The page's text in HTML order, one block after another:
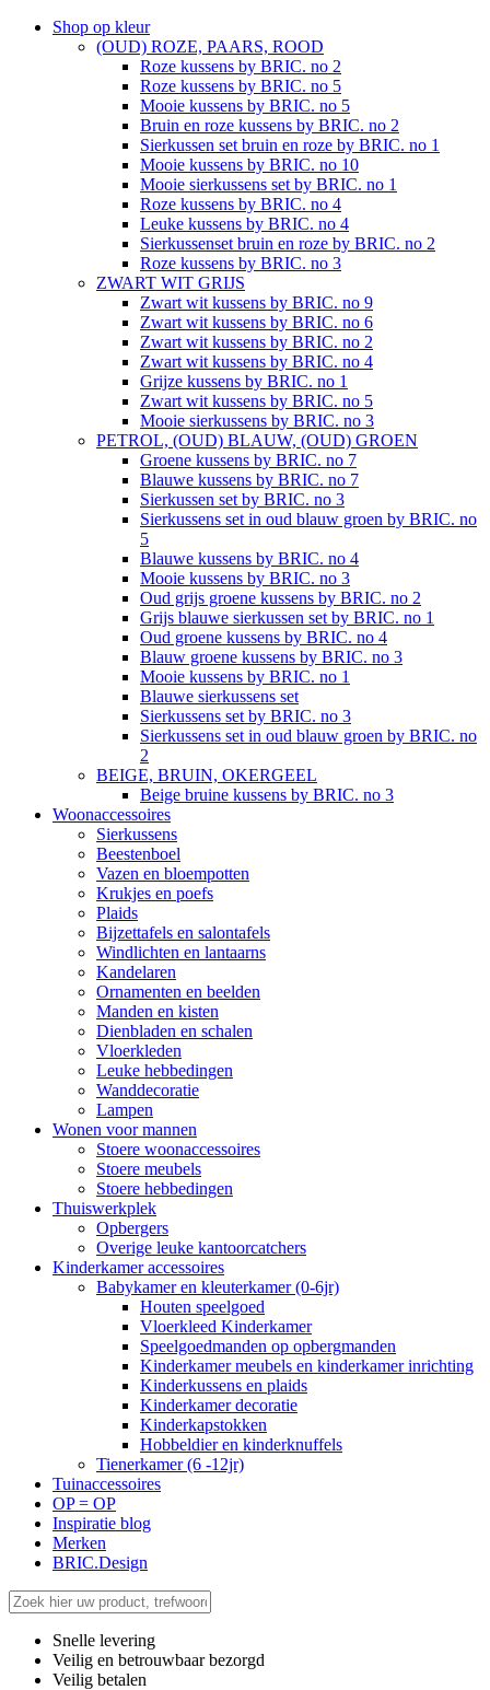
Shop op kleur
(OUD) ROZE, PAARS, ROOD
Roze kussens by BRIC. no 2
Roze kussens by BRIC. no 5
Mooie kussens by BRIC. no 5
Bruin en roze kussens by BRIC. no 2
Sierkussen set bruin en roze by BRIC. no 1
Mooie kussens by BRIC. no 10
Mooie sierkussens set by BRIC. no 1
Roze kussens by BRIC. no 4
Leuke kussens by BRIC. no 4
Sierkussenset bruin en roze by BRIC. no 2
Roze kussens by BRIC. no 3
ZWART WIT GRIJS
Zwart wit kussens by BRIC. no 9
Zwart wit kussens by BRIC. no 6
Zwart wit kussens by BRIC. no 2
Zwart wit kussens by BRIC. no 4
Grijze kussens by BRIC. no 1
Zwart wit kussens by BRIC. no 5
Mooie sierkussens by BRIC. no 3
PETROL, (OUD) BLAUW, (OUD) GROEN
Groene kussens by BRIC. no 7
Blauwe kussens by BRIC. no 7
Sierkussen set by BRIC. no 3
Sierkussens set in oud blauw groen by BRIC. no
5
Blauwe kussens by BRIC. no 4
Mooie kussens by BRIC. no 3
Oud grijs groene kussens by BRIC. no 2
Grijs blauwe sierkussen set by BRIC. no 1
Oud groene kussens by BRIC. no 4
Blauw groene kussens by BRIC. no 3
Mooie kussens by BRIC. no 1
Blauwe sierkussens set
Sierkussens set by BRIC. no 3
Sierkussens set in oud blauw groen by BRIC. no
2
BEIGE, BRUIN, OKERGEEL
Beige bruine kussens by BRIC. no 3
Woonaccessoires
Sierkussens
Beestenboel
Vazen en bloempotten
Krukjes en poefs
Plaids
Bijzettafels en salontafels
Windlichten en lantaarns
Kandelaren
Ornamenten en beelden
Manden en kisten
Dienbladen en schalen
Vloerkleden
Leuke hebbedingen
Wanddecoratie
Lampen
Wonen voor mannen
Stoere woonaccessoires
Stoere meubels
Stoere hebbedingen
Thuiswerkplek
Opbergers
Overige leuke kantoorcatchers
Kinderkamer accessoires
Babykamer en kleuterkamer (0-6jr)
Houten speelgoed
Vloerkleed Kinderkamer
Speelgoedmanden op opbergmanden
Kinderkamer meubels en kinderkamer inrichting
Kinderkussens en plaids
Kinderkamer decoratie
Kinderkapstokken
Hobbeldier en kinderknuffels
Tienerkamer (6 -12jr)
Tuinaccessoires
OP = OP
Inspiratie blog
Merken
BRIC.Design
Snelle levering
Veilig en betrouwbaar bezorgd
Veilig betalen